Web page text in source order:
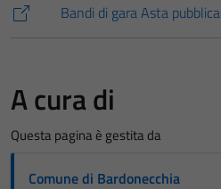
Bandi di gara Asta pubblica
A cura di
Questa pagina è gestita da
Comune di Bardonecchia